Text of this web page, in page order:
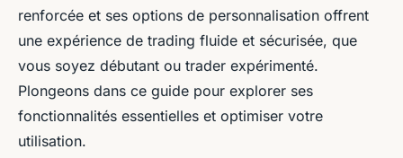
renforcée et ses options de personnalisation offrent
une expérience de trading fluide et sécurisée, que
vous soyez débutant ou trader expérimenté.
Plongeons dans ce guide pour explorer ses
fonctionnalités essentielles et optimiser votre
utilisation.